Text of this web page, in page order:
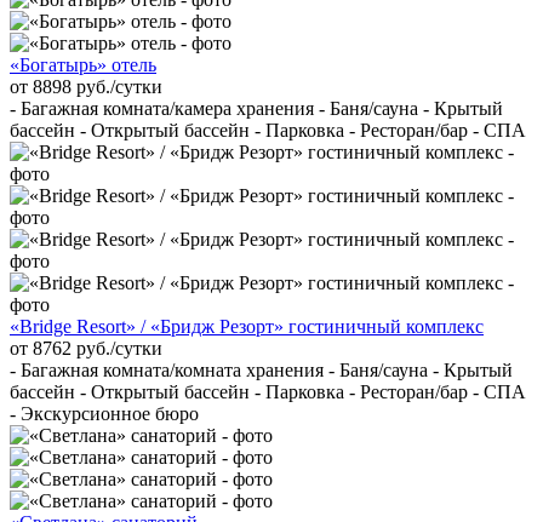
«Богатырь» отель
от 8898 руб./сутки
- Багажная комната/камера хранения - Баня/сауна - Крытый
бассейн - Открытый бассейн - Парковка - Ресторан/бар - СПА
«Bridge Resort» / «Бридж Резорт» гостиничный комплекс
от 8762 руб./сутки
- Багажная комната/комната хранения - Баня/сауна - Крытый
бассейн - Открытый бассейн - Парковка - Ресторан/бар - СПА
- Экскурсионное бюро